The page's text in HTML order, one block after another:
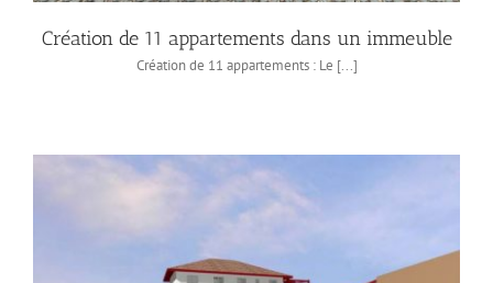
Création de 11 appartements dans un immeuble
Création de 11 appartements : Le [...]